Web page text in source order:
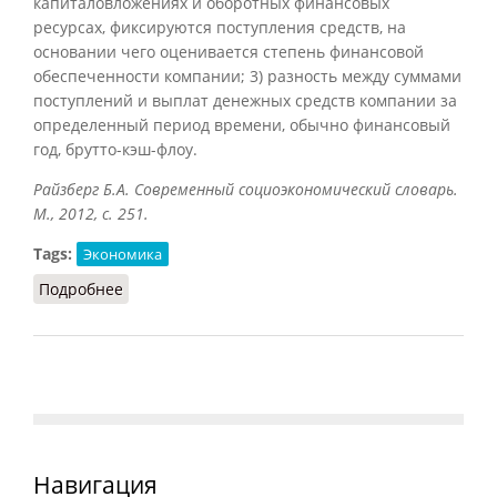
ресурсах, фиксируются поступления средств, на
основании чего оценивается степень финансовой
обеспеченности компании; 3) разность между суммами
поступлений и выплат денежных средств компании за
определенный период времени, обычно финансовый
год, брутто-кэш-флоу.
Райзберг Б.А. Современный социоэкономический словарь.
М., 2012, с. 251.
Tags:
Экономика
Подробнее
Навигация